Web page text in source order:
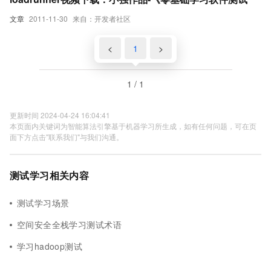
文章 2011-11-30 来自：开发者社区
< 1 >
1 / 1
更新时间 2024-04-24 16:04:41
本页面内关键词为智能算法引擎基于机器学习所生成，如有任何问题，可在页
面下方点击"联系我们"与我们沟通。
测试学习相关内容
测试学习场景
空间安全全栈学习测试术语
学习hadoop测试